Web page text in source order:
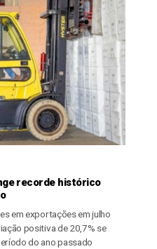
recorde histórico
em exportações em julho
positiva de 20,7% se
do ano passado